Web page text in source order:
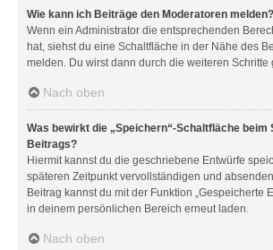
Wie kann ich Beiträge den Moderatoren melden?
Wenn ein Administrator die entsprechenden
hat, siehst du eine Schaltfläche in der Nähe des
melden. Du wirst dann durch die weiteren Schritte
Nach oben
Was bewirkt die „Speichern“-Schaltfläche beim
Beitrags?
Hiermit kannst du die geschriebene Entwürfe
späteren Zeitpunkt vervollständigen und
Beitrag kannst du mit der Funktion „Gespeicherte
in deinem persönlichen Bereich erneut laden.
Nach oben